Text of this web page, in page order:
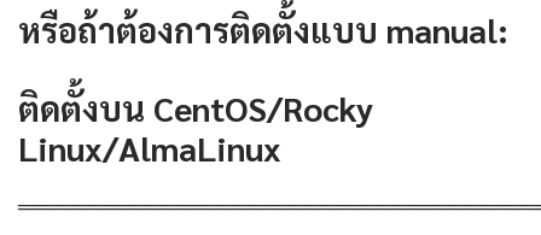
หรือถ้าต้องการติดตั้งแบบ manual:
ติดตั้งบน CentOS/Rocky
Linux/AlmaLinux